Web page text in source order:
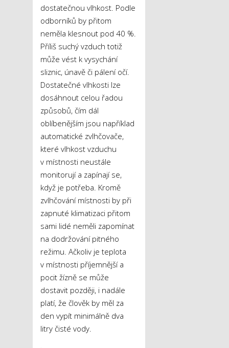
dostatečnou vlhkost. Podle
odborníků by přitom
neměla klesnout pod 40 %.
Příliš suchý vzduch totiž
může vést k vysychání
sliznic, únavě či pálení očí.
Dostatečné vlhkosti lze
dosáhnout celou řadou
způsobů, čím dál
oblíbenějším jsou například
automatické zvlhčovače,
které vlhkost vzduchu
v místnosti neustále
monitorují a zapínají se,
když je potřeba. Kromě
zvlhčování místnosti by při
zapnuté klimatizaci přitom
sami lidé neměli zapomínat
na dodržování pitného
režimu. Ačkoliv je teplota
v místnosti příjemnější a
pocit žízně se může
dostavit později, i nadále
platí, že člověk by měl za
den vypít minimálně dva
litry čisté vody.